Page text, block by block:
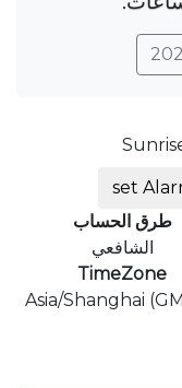
set
طرق الحساب
الشافعي
TimeZone
Asia/Shanghai